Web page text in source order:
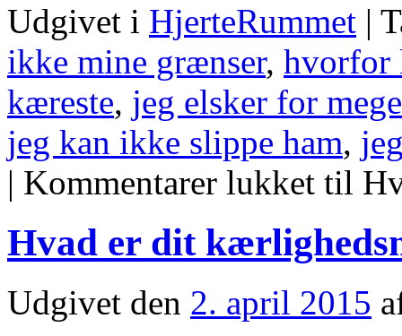
Udgivet i HjerteRummet |
ikke mine grænser, hvorfor
kæreste, jeg elsker for
jeg kan ikke slippe ham,
| Kommentarer lukket til
Hvad er dit
Udgivet den 2. april 2015